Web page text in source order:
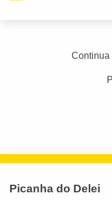
Continua
Picanha do Delei